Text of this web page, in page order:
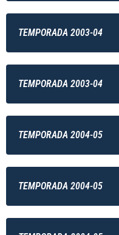
TEMPORADA 2003-04
TEMPORADA 2003-04
TEMPORADA 2004-05
TEMPORADA 2004-05